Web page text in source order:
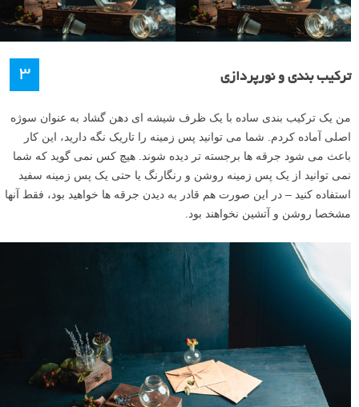
۳ ترکیب بندی و نورپردازی
من یک ترکیب بندی ساده با یک ظرف شیشه ای دهن گشاد به عنوان سوژه
اصلی آماده کردم. شما می توانید پس زمینه را تاریک نگه دارید، این کار
باعث می شود جرقه ها برجسته تر دیده شوند. هیچ کس نمی گوید که شما
نمی توانید از یک پس زمینه روشن و رنگارنگ یا حتی یک پس زمینه سفید
استفاده کنید – در این صورت هم قادر به دیدن جرقه ها خواهید بود، فقط آنها
مشخصا روشن و آتشین نخواهند بود.